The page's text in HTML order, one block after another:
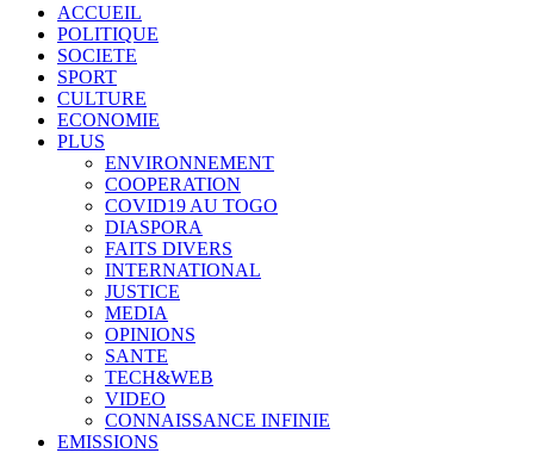
ACCUEIL
POLITIQUE
SOCIETE
SPORT
CULTURE
ECONOMIE
PLUS
ENVIRONNEMENT
COOPERATION
COVID19 AU TOGO
DIASPORA
FAITS DIVERS
INTERNATIONAL
JUSTICE
MEDIA
OPINIONS
SANTE
TECH&WEB
VIDEO
CONNAISSANCE INFINIE
EMISSIONS